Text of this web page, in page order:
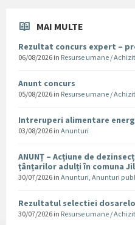
MAI MULTE
Rezultat concurs expert –
06/08/2026 in Resurse umane /
Anunt concurs
05/08/2026 in Resurse umane /
Intreruperi alimentare
03/08/2026 in Anunturi
ANUNȚ – Acțiune de
țânțarilor adulți în comuna
30/07/2026 in Anunturi, Anunturi
Rezultatul selectiei
30/07/2026 in Resurse umane /